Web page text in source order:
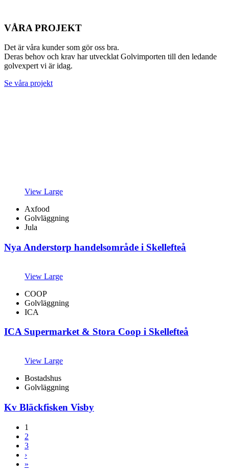
VÅRA PROJEKT
Det är våra kunder som gör oss bra.
Deras behov och krav har utvecklat Golvimporten till den ledande
golvexpert vi är idag.
Se våra projekt
View Large
Axfood
Golvläggning
Jula
Nya Anderstorp handelsområde i Skellefteå
View Large
COOP
Golvläggning
ICA
ICA Supermarket & Stora Coop i Skellefteå
View Large
Bostadshus
Golvläggning
Kv Bläckfisken Visby
1
2
3
›
»